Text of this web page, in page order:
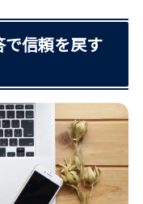
信頼を戻す